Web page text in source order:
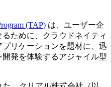
(TAP) は、ユーザー企
ために、クラウドネイティ
リケーションを題材に、迅
発を体験するアジャイル型